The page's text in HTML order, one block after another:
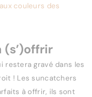
couleurs des
(s’)offrir
restera gravé dans les
! Les suncatchers
à offrir, ils sont